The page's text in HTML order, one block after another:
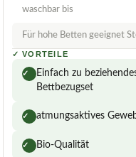
waschbar bis
Für hohe Betten geeignet
✓ VORTEILE
✓
Einfach zu
Bettbezugset
✓ atmungsaktives
✓ Bio-Qualität